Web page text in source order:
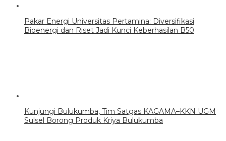
Pakar Energi Universitas Pertamina: Diversifikasi
Bioenergi dan Riset Jadi Kunci Keberhasilan B50
Kunjungi Bulukumba, Tim Satgas KAGAMA–KKN UGM
Sulsel Borong Produk Kriya Bulukumba